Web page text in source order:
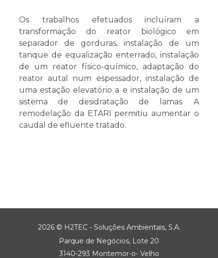
Os trabalhos efetuados incluíram a
transformação do reator biológico em
separador de gorduras, instalação de um
tanque de equalização enterrado, instalação
de um reator físico-químico, adaptação do
reator autal num espessador, instalação de
uma estação elevatório a e instalação de um
sistema de desidratação de lamas. A
remodelação da ETARI permitiu aumentar o
caudal de efluente tratado.
2026 © H2TEC - Soluções Ambientais, S.A.
Parque de Negócios, Lote 20
3140-293 Montemor-o- Velho